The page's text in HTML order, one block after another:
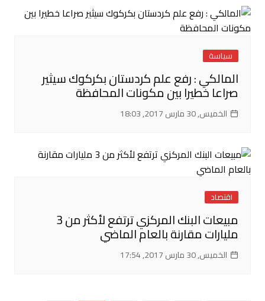
سياسة
المالكي : رفع علم كردستان بكركوك سيثير
صراعا خطيرا بين مكونات المحافظة
الخميس, 30 مارس 2017, 18:03
اقتصاد
مبيعات البنك المركزي ترتفع لأكثر من 3
مليارات مقارنة بالعام الماضي
الخميس, 30 مارس 2017, 17:54